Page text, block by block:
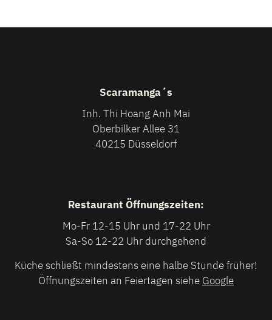
Scaramanga´s
Inh. Thi Hoang Anh Mai
Oberbilker Allee 31
40215 Düsseldorf
Restaurant Öffnungszeiten:
Mo-Fr 12-15 Uhr und 17-22 Uhr
Sa-So 12-22 Uhr durchgehend
Küche schließt mindestens eine halbe Stunde früher!
Öffnungszeiten an Feiertagen siehe Google